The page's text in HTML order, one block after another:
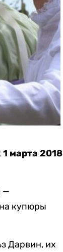
марта 2018
—
купюры
Дарвин, их